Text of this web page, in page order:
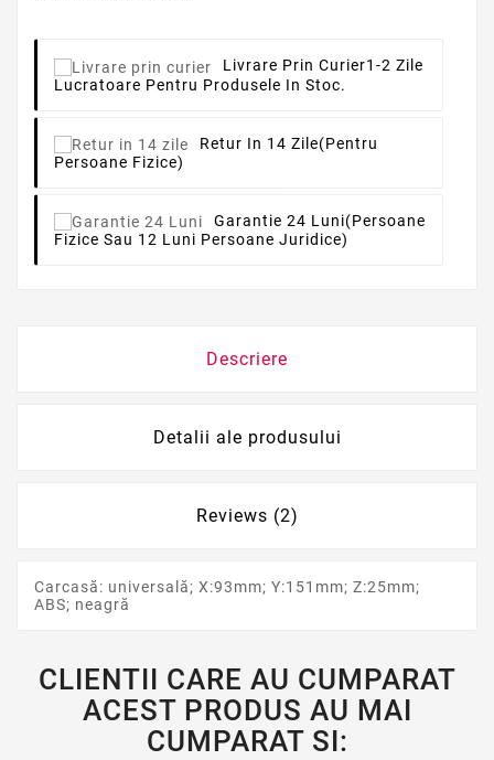
Livrare Prin Curier1-2 Zile
Lucratoare Pentru Produsele In Stoc.
Retur In 14 Zile(pentru
Persoane Fizice)
Garantie 24 Luni(persoane
Fizice Sau 12 Luni Persoane Juridice)
Descriere
Detalii ale produsului
Reviews (2)
Carcasă: universală; X:93mm; Y:151mm; Z:25mm;
ABS; neagră
CLIENTII CARE AU CUMPARAT
ACEST PRODUS AU MAI
CUMPARAT SI: